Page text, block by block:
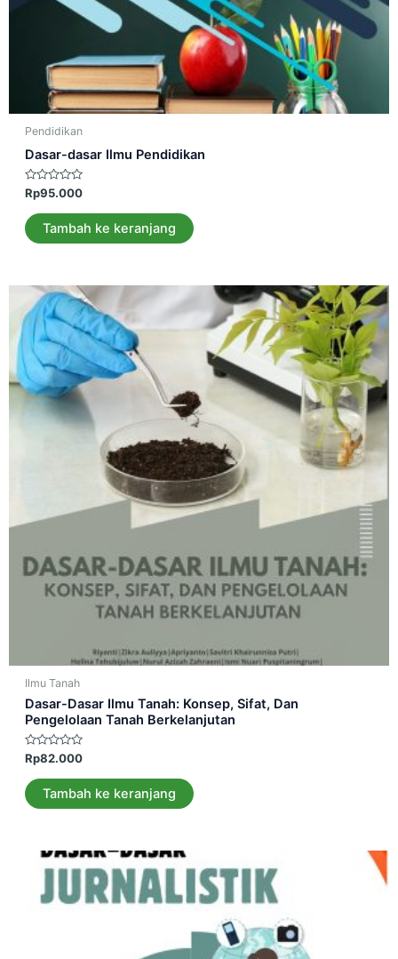
Pendidikan
Dasar-dasar Ilmu Pendidikan
Dinilai
dari
5
Rp95.000
Tambah ke keranjang
Ilmu Tanah
Dasar-Dasar Ilmu Tanah: Konsep, Sifat, Dan
Pengelolaan Tanah Berkelanjutan
Dinilai
dari
5
Rp82.000
Tambah ke keranjang